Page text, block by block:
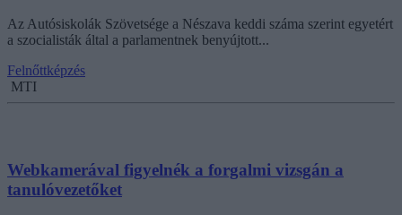
Az Autósiskolák Szövetsége a Nészava keddi száma szerint egyetért
a szocialisták által a parlamentnek benyújtott...
Felnőttképzés
MTI
Webkamerával figyelnék a forgalmi vizsgán a
tanulóvezetőket